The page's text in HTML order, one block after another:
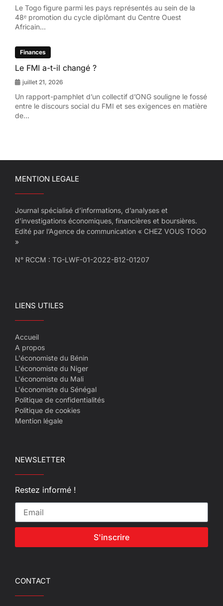
Le Togo figure parmi les pays représentés au sein de la
48ᵉ promotion du cycle diplômant du Centre Ouest
Africain...
Finances
Le FMI a-t-il changé ?
juillet 21, 2026
Un rapport-pamphlet d’un collectif d’ONG souligne le fossé
entre le discours social du FMI et ses exigences en matière
de...
MENTION LEGALE
Journal spécialisé d’informations, d’analyses et
d’investigations économiques, financières et boursières.
Edité par l’Agence de communication « CHEZ VOUS TOGO
»
N° RCCM : TG-LWF-01-2022-B12-01207
LIENS UTILES
Accueil
A propos
L'économiste du Bénin
L'économiste du Niger
L'économiste du Mali
L'économiste du Sénégal
Politique de confidentialités
Politique de cookies
Mention légale
NEWSLETTER
Restez informé !
S'inscrire
CONTACT